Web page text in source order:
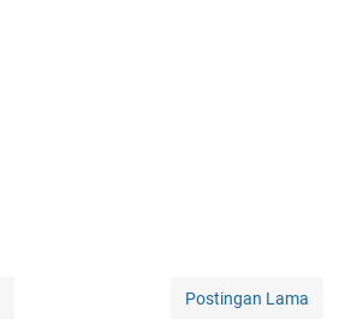
Postingan Lama